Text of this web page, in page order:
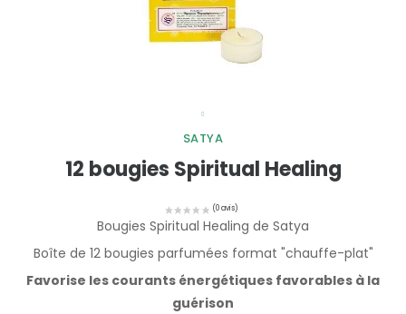
SATYA
12 bougies Spiritual Healing
Bougies Spiritual Healing de Satya
Boîte de 12 bougies parfumées format "chauffe-plat"
Favorise les courants énergétiques favorables à la
guérison